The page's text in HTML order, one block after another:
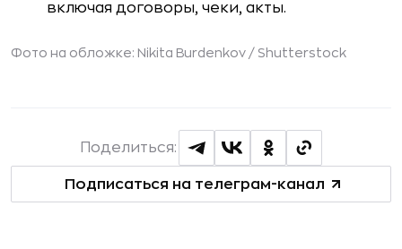
включая договоры, чеки, акты.
Фото на обложке: Nikita Burdenkov / Shutterstock
Подписаться на телеграм-канал
Поделиться: